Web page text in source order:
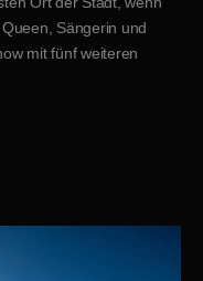
Sängerin und
mit fünf weiteren